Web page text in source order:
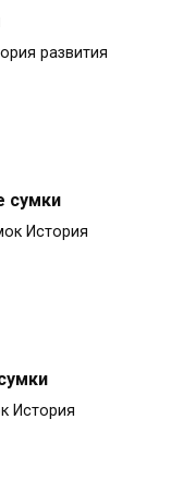
развития
сумки
История
История